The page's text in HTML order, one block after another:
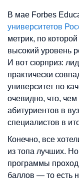
В мае Forbes
университетов
метрик, по
высокий уровень
И вот сюрприз:
практически
университет по
очевидно, что,
абитуриентов в
специалистов в
Конечно, все
из топа лучших.
программы
баллов — то есть